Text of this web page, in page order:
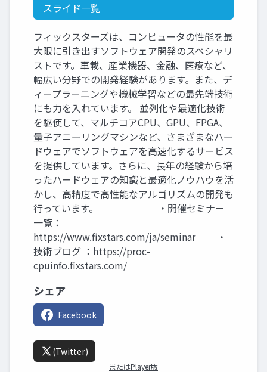
スライド一覧
フィックスターズは、コンピュータの性能を最
大限に引き出すソフトウェア開発のスペシャリ
ストです。車載、産業機器、金融、医療など、
幅広い分野での開発経験があります。また、デ
ィープラーニングや機械学習などの最先端技術
にも力を入れています。 並列化や最適化技術
を駆使して、マルチコアCPU、GPU、FPGA、
量子アニーリングマシンなど、さまざまなハー
ドウェアでソフトウェアを高速化するサービス
を提供しています。さらに、長年の経験から培
ったハードウェアの知識と最適化ノウハウを活
かし、高精度で高性能なアルゴリズムの開発も
行っています。 ・開催セミナー
一覧：
https://www.fixstars.com/ja/seminar ・
技術ブログ ：https://proc-
cpuinfo.fixstars.com/
シェア
Facebook
(Twitter)
またはPlayer版